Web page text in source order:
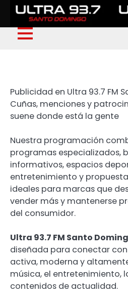
Publicidad en Ultra 93.7 FM
Cuñas, menciones y
suene donde está la gente
Nuestra programación
programas especializados,
informativos, espacios
entretenimiento y
ideales para marcas que
vender más y mantenerse
del consumidor.
Ultra 93.7 FM Santo
diseñada para conectar
activa, moderna y
música, el entretenimiento,
contenidos de actualidad.